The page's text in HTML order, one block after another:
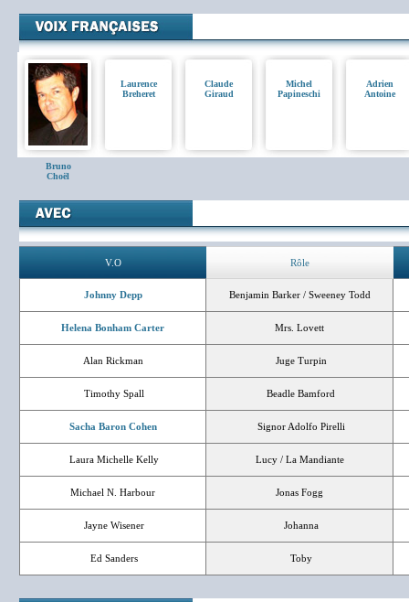
Bruno
Choël
Laurence
Breheret
Claude
Giraud
Michel
Papineschi
Adrien
Antoine
V.O Rôle
Johnny Depp Benjamin Barker / Sweeney Todd
Helena Bonham Carter Mrs. Lovett
Alan Rickman Juge Turpin
Timothy Spall Beadle Bamford
Sacha Baron Cohen Signor Adolfo Pirelli
Laura Michelle Kelly Lucy / La Mandiante
Michael N. Harbour Jonas Fogg
Jayne Wisener Johanna
Ed Sanders Toby